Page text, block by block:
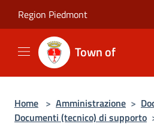
Region Piedmont
Town of
Home > Amministrazione >
Documenti (tecnico) di supporto